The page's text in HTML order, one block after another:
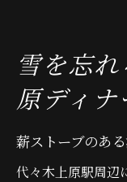
雪を忘
原ディ
薪ストーブのあ
代々木上原駅周辺